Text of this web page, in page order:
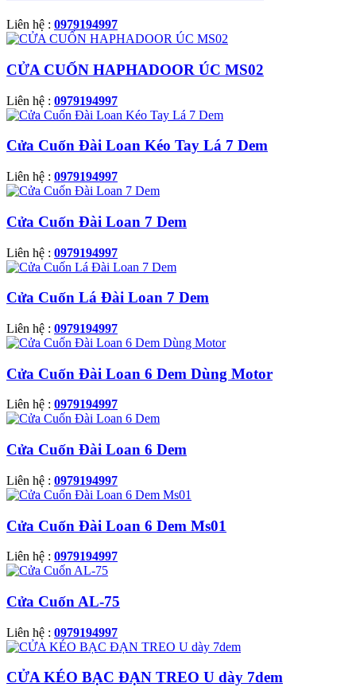
Liên hệ : 0979194997
CỬA CUỐN HAPHADOOR ÚC MS02
Liên hệ : 0979194997
Cửa Cuốn Đài Loan Kéo Tay Lá 7 Dem
Liên hệ : 0979194997
Cửa Cuốn Đài Loan 7 Dem
Liên hệ : 0979194997
Cửa Cuốn Lá Đài Loan 7 Dem
Liên hệ : 0979194997
Cửa Cuốn Đài Loan 6 Dem Dùng Motor
Liên hệ : 0979194997
Cửa Cuốn Đài Loan 6 Dem
Liên hệ : 0979194997
Cửa Cuốn Đài Loan 6 Dem Ms01
Liên hệ : 0979194997
Cửa Cuốn AL-75
Liên hệ : 0979194997
CỬA KÉO BẠC ĐẠN TREO U dày 7dem